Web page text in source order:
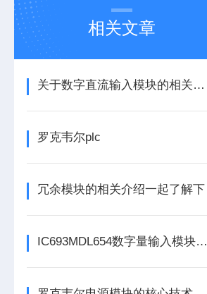
相关文章
关于数字直流输入模块的相关介绍
罗克韦尔plc
冗余模块的相关介绍一起了解下
IC693MDL654数字量输入模块为系统提供实时的状态反馈